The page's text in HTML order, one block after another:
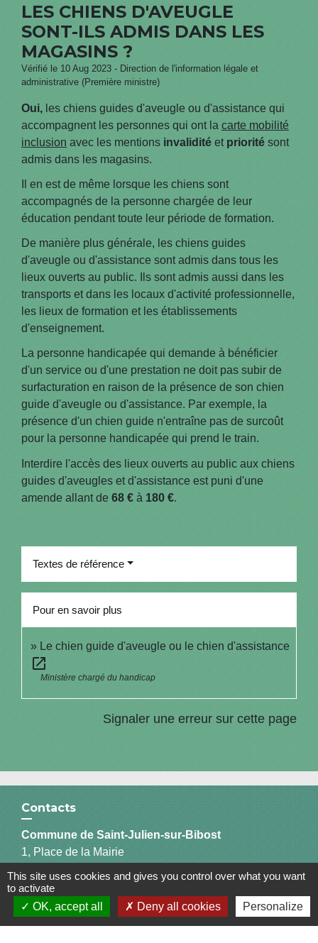
LES CHIENS D'AVEUGLE
SONT-ILS ADMIS DANS LES
MAGASINS ?
Vérifié le 10 Aug 2023 - Direction de l'information légale et
administrative (Première ministre)
Oui, les chiens guides d'aveugle ou d'assistance qui
accompagnent les personnes qui ont la carte mobilité
inclusion avec les mentions invalidité et priorité sont
admis dans les magasins.
Il en est de même lorsque les chiens sont
accompagnés de la personne chargée de leur
éducation pendant toute leur période de formation.
De manière plus générale, les chiens guides
d'aveugle ou d'assistance sont admis dans tous les
lieux ouverts au public. Ils sont admis aussi dans les
transports et dans les locaux d'activité professionnelle,
les lieux de formation et les établissements
d'enseignement.
La personne handicapée qui demande à bénéficier
d'un service ou d'une prestation ne doit pas subir de
surfacturation en raison de la présence de son chien
guide d'aveugle ou d'assistance. Par exemple, la
présence d'un chien guide n'entraîne pas de surcoût
pour la personne handicapée qui prend le train.
Interdire l'accès des lieux ouverts au public aux chiens
guides d'aveugles et d'assistance est puni d'une
amende allant de 68 € à 180 €.
Textes de référence
Pour en savoir plus
Le chien guide d'aveugle ou le chien d'assistance
open_in_new
Ministère chargé du handicap
Signaler une erreur sur cette page
Contacts
Commune de Saint-Julien-sur-Bibost
1, Place de la Mairie
+33 4 74 70 72 03
This site uses cookies and gives you control over what you want
to activate
OK, accept all
Deny all cookies Personalize